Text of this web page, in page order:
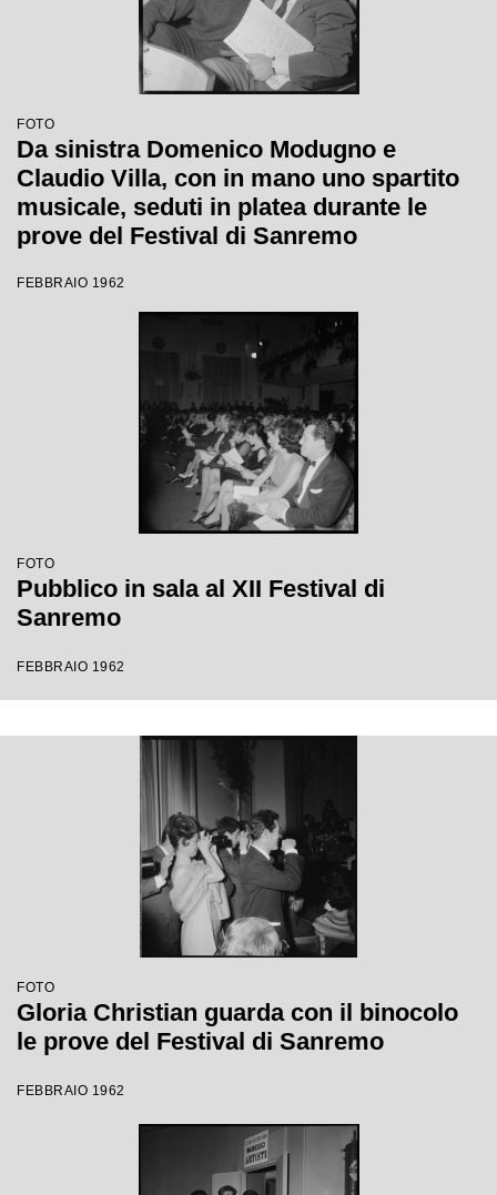
FOTO
Da sinistra Domenico Modugno e
Claudio Villa, con in mano uno spartito
musicale, seduti in platea durante le
prove del Festival di Sanremo
FEBBRAIO 1962
FOTO
Pubblico in sala al XII Festival di
Sanremo
FEBBRAIO 1962
FOTO
Gloria Christian guarda con il binocolo
le prove del Festival di Sanremo
FEBBRAIO 1962